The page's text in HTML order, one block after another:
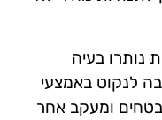
נותרו בעיה
לנקוט באמצעי
ומעקב אחר